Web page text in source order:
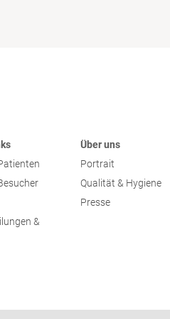
&
Über uns
Portrait
Qualität & Hygiene
Presse